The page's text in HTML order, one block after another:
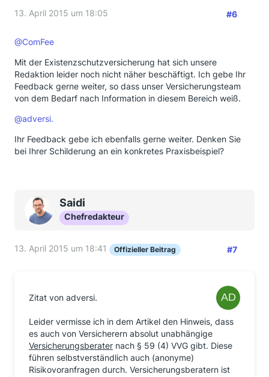
13. April 2015 um 18:05 #6
@ComFee
Mit der Existenzschutzversicherung hat sich unsere
Redaktion leider noch nicht näher beschäftigt. Ich gebe Ihr
Feedback gerne weiter, so dass unser Versicherungsteam
von dem Bedarf nach Information in diesem Bereich weiß.
@adversi.
Ihr Feedback gebe ich ebenfalls gerne weiter. Denken Sie
bei Ihrer Schilderung an ein konkretes Praxisbeispiel?
Saidi
Chefredakteur
13. April 2015 um 18:41 Offizieller Beitrag #7
Zitat von adversi.
Leider vermisse ich in dem Artikel den Hinweis, dass
es auch von Versicherern absolut unabhängige
Versicherungsberater nach § 59 (4) VVG gibt. Diese
führen selbstverständlich auch (anonyme)
Risikovoranfragen durch. Versicherungsberatern ist